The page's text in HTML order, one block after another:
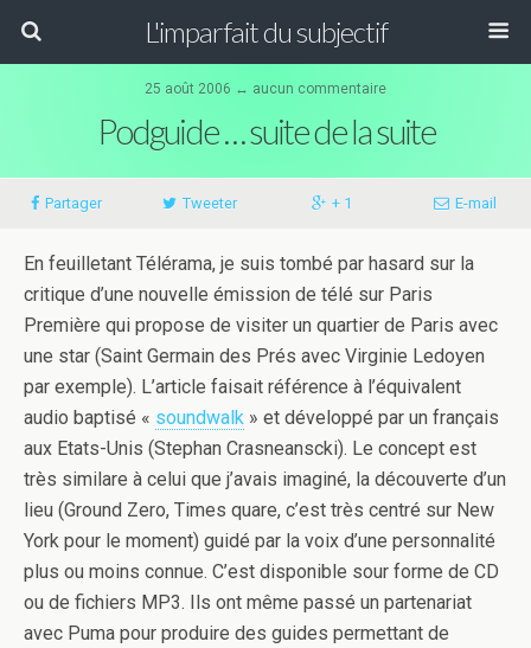
L'imparfait du subjectif
25 août 2006 ↔ aucun commentaire
Podguide … suite de la suite
Partager Tweeter + 1 E-mail
En feuilletant Télérama, je suis tombé par hasard sur la
critique d’une nouvelle émission de télé sur Paris
Première qui propose de visiter un quartier de Paris avec
une star (Saint Germain des Prés avec Virginie Ledoyen
par exemple). L’article faisait référence à l’équivalent
audio baptisé « soundwalk » et développé par un français
aux Etats-Unis (Stephan Crasneanscki). Le concept est
très similare à celui que j’avais imaginé, la découverte d’un
lieu (Ground Zero, Times quare, c’est très centré sur New
York pour le moment) guidé par la voix d’une personnalité
plus ou moins connue. C’est disponible sour forme de CD
ou de fichiers MP3. Ils ont même passé un partenariat
avec Puma pour produire des guides permettant de